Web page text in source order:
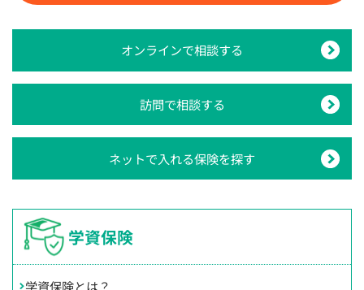
オンラインで相談する
訪問で相談する
ネットで入れる保険を探す
学資保険
学資保険とは？